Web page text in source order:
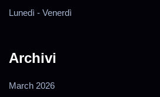
Lunedì - Venerdì
Archivi
March 2026